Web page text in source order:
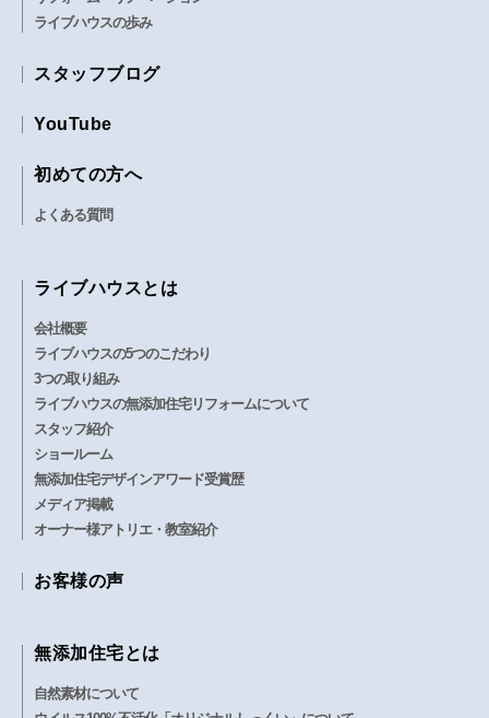
ライブハウスの歩み
スタッフブログ
YouTube
初めての方へ
よくある質問
ライブハウスとは
会社概要
ライブハウスの5つのこだわり
3つの取り組み
ライブハウスの無添加住宅リフォームについて
スタッフ紹介
ショールーム
無添加住宅デザインアワード受賞歴
メディア掲載
オーナー様アトリエ・教室紹介
お客様の声
無添加住宅とは
自然素材について